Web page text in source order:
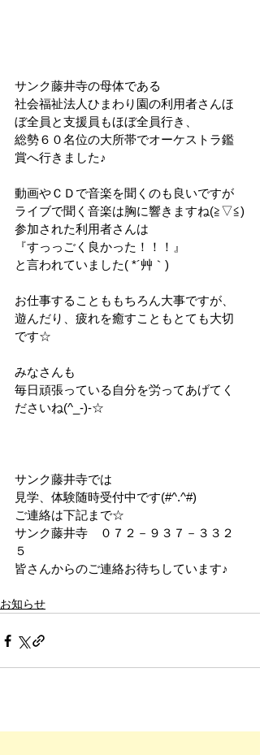
サンク藤井寺の母体である
社会福祉法人ひまわり園の利用者さんほ
ぼ全員と支援員もほぼ全員行き、
総勢６０名位の大所帯でオーケストラ鑑
賞へ行きました♪
動画やＣＤで音楽を聞くのも良いですが
ライブで聞く音楽は胸に響きますね(≧▽≦)
参加された利用者さんは
『すっっごく良かった！！！』
と言われていました( *´艸｀)
お仕事することももちろん大事ですが、
遊んだり、疲れを癒すこともとても大切
です☆
みなさんも
毎日頑張っている自分を労ってあげてく
ださいね(^_-)-☆
サンク藤井寺では
見学、体験随時受付中です(#^.^#)
ご連絡は下記まで☆
サンク藤井寺　０７２－９３７－３３２
５
皆さんからのご連絡お待ちしています♪
お知らせ